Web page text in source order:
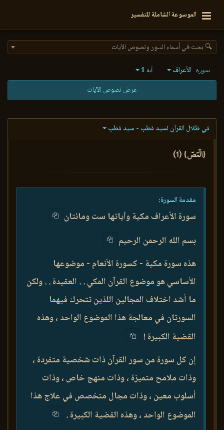
الموسوعة الشاملة للتفسير
🔍 بحث في أسماء السور ونصوص الآيات
سورة الأعراف آية 1
عرض نصوص الآيات
في ظلال القرآن لسيد قطب - سيد قطب
{الٓمٓصٓ} (1)
مقدمة السورة:
سورة الأعراف مكية وآياتها ست ومائتان
بسم الله الرحمن الرحيم
هذه سورة مكية - كسورة الأنعام - موضوعها
الأساسي هو موضوع القرآن المكي . . العقيدة . . ولكن
ما أشد اختلاف المجالين اللذين تتحرك فيهما
السورتان في معالجة هذا الموضوع الواحد ، وهذه
القضية الكبيرة !
إن كل سورة من سور القرآن ذات شخصية متفردة ،
وذات ملامح متميزة ، وذات منهج خاص ، وذات
أسلوب معين ، وذات مجال متخصص في علاج هذا
الموضوع الواحد ، وهذه القضية الكبيرة .